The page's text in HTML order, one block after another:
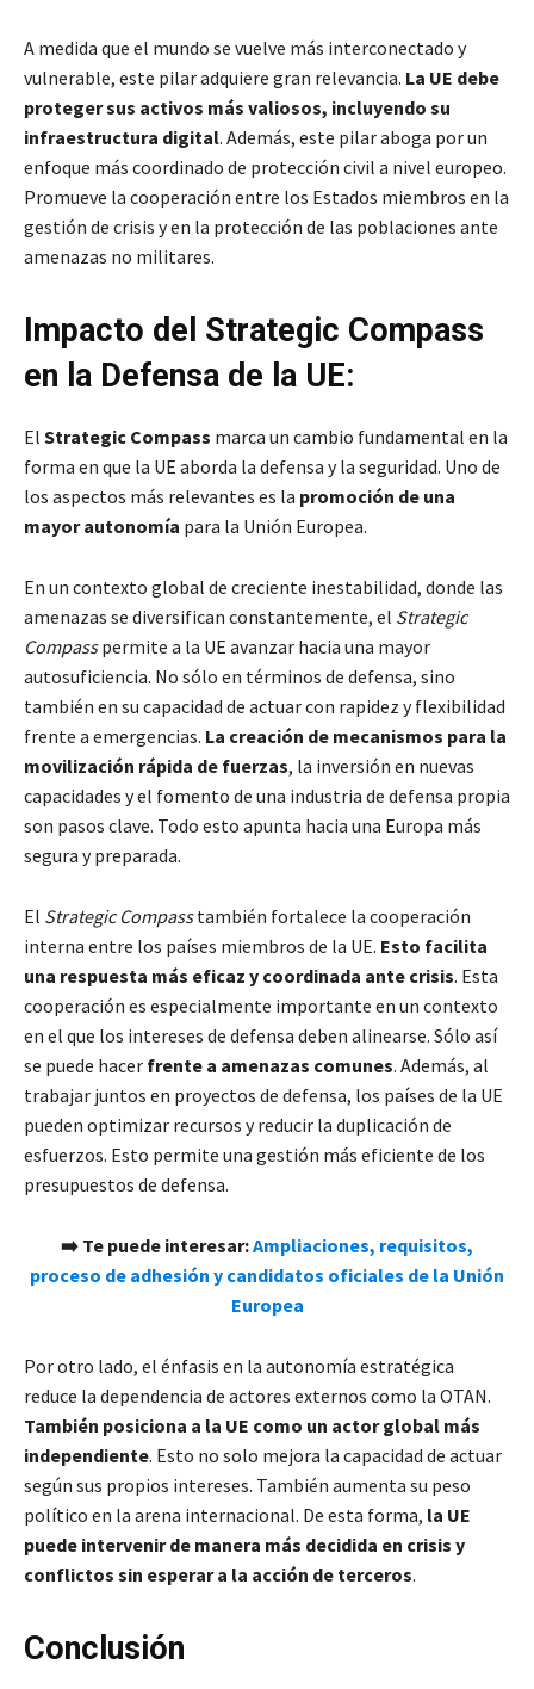
A medida que el mundo se vuelve más interconectado y
vulnerable, este pilar adquiere gran relevancia. La UE debe
proteger sus activos más valiosos, incluyendo su
infraestructura digital. Además, este pilar aboga por un
enfoque más coordinado de protección civil a nivel europeo.
Promueve la cooperación entre los Estados miembros en la
gestión de crisis y en la protección de las poblaciones ante
amenazas no militares.
Impacto del Strategic Compass
en la Defensa de la UE:
El Strategic Compass marca un cambio fundamental en la
forma en que la UE aborda la defensa y la seguridad. Uno de
los aspectos más relevantes es la promoción de una
mayor autonomía para la Unión Europea.
En un contexto global de creciente inestabilidad, donde las
amenazas se diversifican constantemente, el Strategic
Compasspermite a la UE avanzar hacia una mayor
autosuficiencia. No sólo en términos de defensa, sino
también en su capacidad de actuar con rapidez y flexibilidad
frente a emergencias. La creación de mecanismos para la
movilización rápida de fuerzas, la inversión en nuevas
capacidades y el fomento de una industria de defensa propia
son pasos clave. Todo esto apunta hacia una Europa más
segura y preparada.
El Strategic Compasstambién fortalece la cooperación
interna entre los países miembros de la UE. Esto facilita
una respuesta más eficaz y coordinada ante crisis. Esta
cooperación es especialmente importante en un contexto
en el que los intereses de defensa deben alinearse. Sólo así
se puede hacer frente a amenazas comunes. Además, al
trabajar juntos en proyectos de defensa, los países de la UE
pueden optimizar recursos y reducir la duplicación de
esfuerzos. Esto permite una gestión más eficiente de los
presupuestos de defensa.
➡️ Te puede interesar:Ampliaciones, requisitos,
proceso de adhesión y candidatos oficiales de la Unión
Europea
Por otro lado, el énfasis en la autonomía estratégica
reduce la dependencia de actores externos como la OTAN.
También posiciona a la UE como un actor global más
independiente. Esto no solo mejora la capacidad de actuar
según sus propios intereses. También aumenta su peso
político en la arena internacional. De esta forma, la UE
puede intervenir de manera más decidida en crisis y
conflictos sin esperar a la acción de terceros.
Conclusión